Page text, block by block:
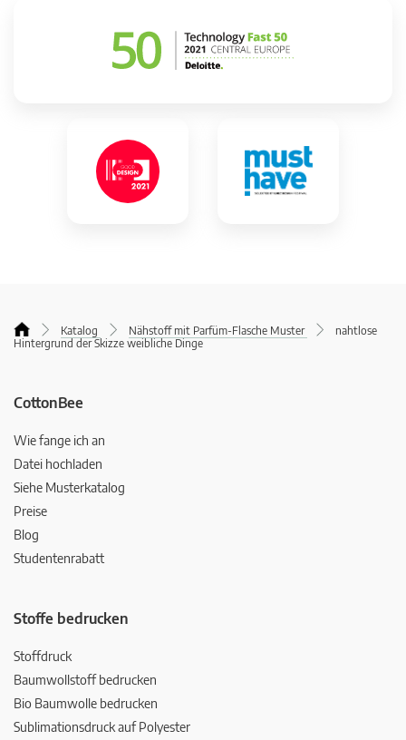
Katalog Nähstoff mit Parfüm-Flasche Muster
nahtlose
Hintergrund der Skizze weibliche Dinge
CottonBee
Wie fange ich an
Datei hochladen
Siehe Musterkatalog
Preise
Blog
Studentenrabatt
Stoffe bedrucken
Stoffdruck
Baumwollstoff bedrucken
Bio Baumwolle bedrucken
Sublimationsdruck auf Polyester